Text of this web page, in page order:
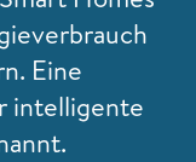
Eine
intelligente